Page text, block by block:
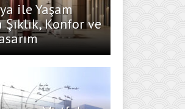
ile Yaşam
Konfor ve